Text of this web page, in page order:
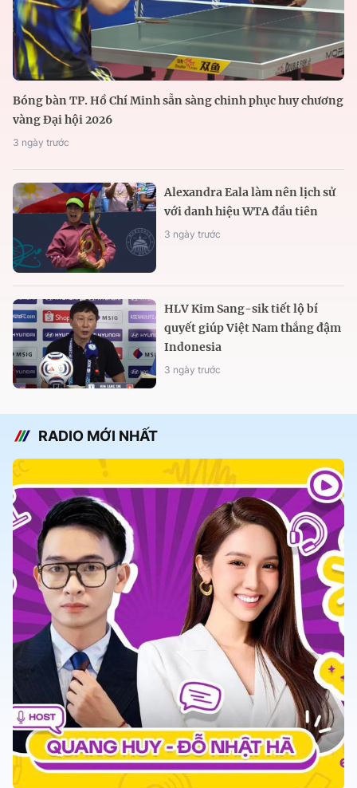
Bóng bàn TP. Hồ Chí Minh sẵn sàng chinh phục huy chương
vàng Đại hội 2026
3 ngày trước
Alexandra Eala làm nên lịch sử
với danh hiệu WTA đầu tiên
3 ngày trước
HLV Kim Sang-sik tiết lộ bí
quyết giúp Việt Nam thắng đậm
Indonesia
3 ngày trước
RADIO MỚI NHẤT